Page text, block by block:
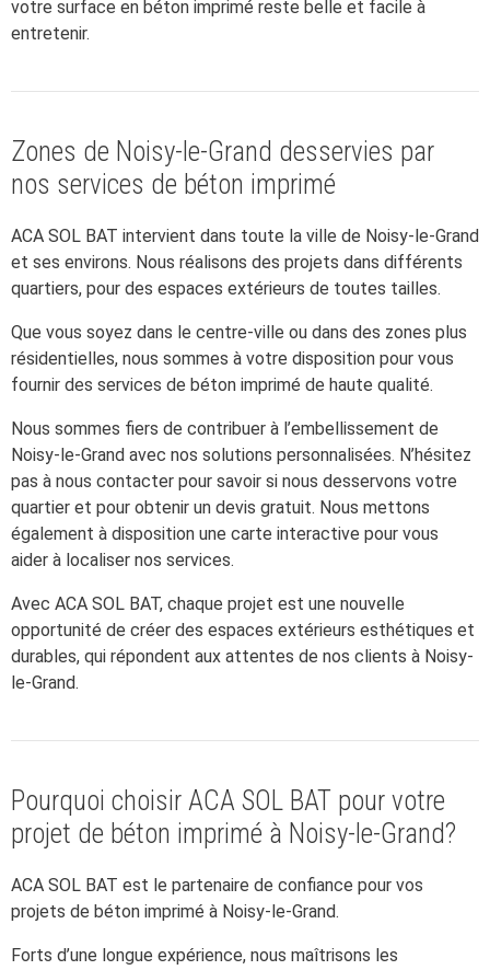
votre surface en béton imprimé reste belle et facile à
entretenir.
Zones de Noisy-le-Grand desservies par
nos services de béton imprimé
ACA SOL BAT intervient dans toute la ville de Noisy-le-Grand
et ses environs. Nous réalisons des projets dans différents
quartiers, pour des espaces extérieurs de toutes tailles.
Que vous soyez dans le centre-ville ou dans des zones plus
résidentielles, nous sommes à votre disposition pour vous
fournir des services de béton imprimé de haute qualité.
Nous sommes fiers de contribuer à l’embellissement de
Noisy-le-Grand avec nos solutions personnalisées. N’hésitez
pas à nous contacter pour savoir si nous desservons votre
quartier et pour obtenir un devis gratuit. Nous mettons
également à disposition une carte interactive pour vous
aider à localiser nos services.
Avec ACA SOL BAT, chaque projet est une nouvelle
opportunité de créer des espaces extérieurs esthétiques et
durables, qui répondent aux attentes de nos clients à Noisy-
le-Grand.
Pourquoi choisir ACA SOL BAT pour votre
projet de béton imprimé à Noisy-le-Grand?
ACA SOL BAT est le partenaire de confiance pour vos
projets de béton imprimé à Noisy-le-Grand.
Forts d’une longue expérience, nous maîtrisons les